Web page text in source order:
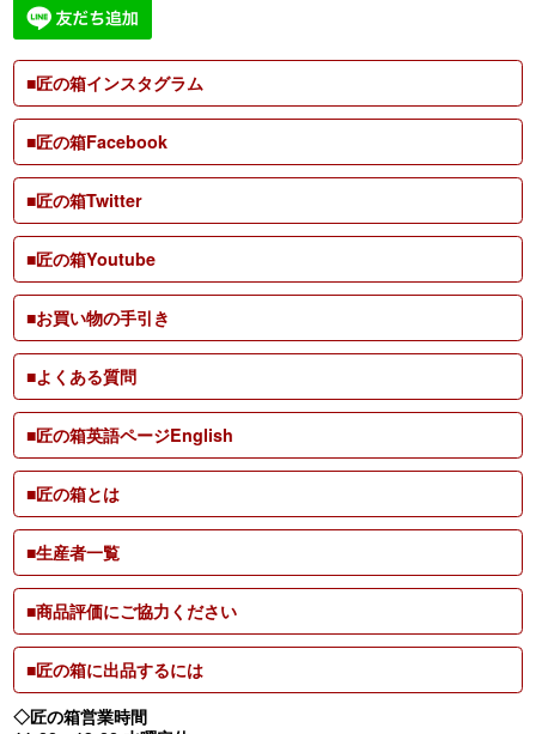
■匠の箱インスタグラム
■匠の箱Facebook
■匠の箱Twitter
■匠の箱Youtube
■お買い物の手引き
■よくある質問
■匠の箱英語ページEnglish
■匠の箱とは
■生産者一覧
■商品評価にご協力ください
■匠の箱に出品するには
◇匠の箱営業時間